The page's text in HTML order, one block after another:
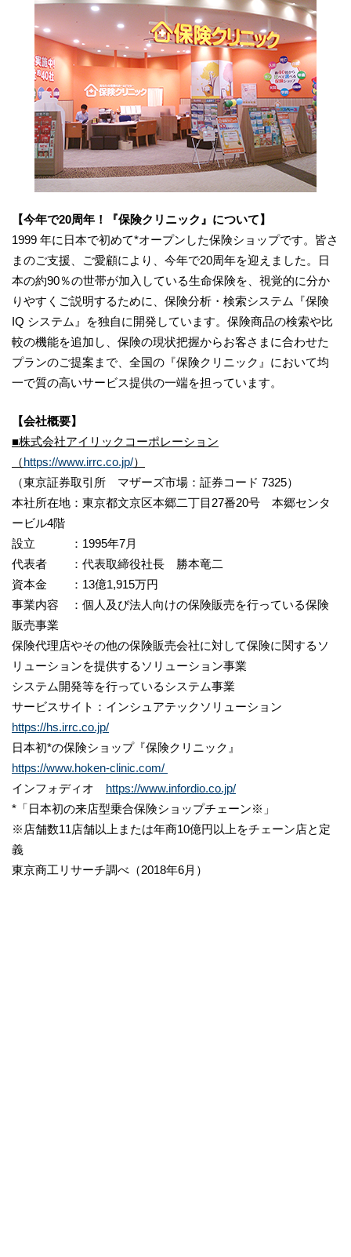
【今年で20周年！『保険クリニック』について】
1999 年に日本で初めて*オープンした保険ショップです。皆さ
まのご支援、ご愛顧により、今年で20周年を迎えました。日
本の約90％の世帯が加入している生命保険を、視覚的に分か
りやすくご説明するために、保険分析・検索システム『保険
IQ システム』を独自に開発しています。保険商品の検索や比
較の機能を追加し、保険の現状把握からお客さまに合わせた
プランのご提案まで、全国の『保険クリニック』において均
一で質の高いサービス提供の一端を担っています。
【会社概要】
■株式会社アイリックコーポレーション
（https://www.irrc.co.jp/）
（東京証券取引所 マザーズ市場：証券コード 7325）
本社所在地：東京都文京区本郷二丁目27番20号 本郷センタ
ービル4階
設立 ：1995年7月
代表者 ：代表取締役社長 勝本竜二
資本金 ：13億1,915万円
事業内容 ：個人及び法人向けの保険販売を行っている保険
販売事業
保険代理店やその他の保険販売会社に対して保険に関するソ
リューションを提供するソリューション事業
システム開発等を行っているシステム事業
サービスサイト：インシュアテックソリューション
https://hs.irrc.co.jp/
日本初*の保険ショップ『保険クリニック』
https://www.hoken-clinic.com/
インフォディオ https://www.infordio.co.jp/
*「日本初の来店型乗合保険ショップチェーン※」
※店舗数11店舗以上または年商10億円以上をチェーン店と定
義
東京商工リサーチ調べ（2018年6月）